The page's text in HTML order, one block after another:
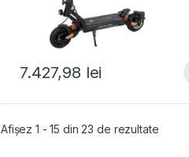
7.427,98 lei
Afișez 1 - 15 din 23 de rezultate